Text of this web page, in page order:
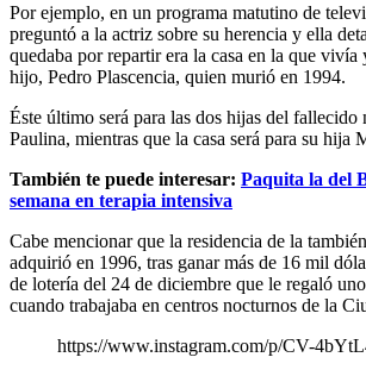
Por ejemplo, en un programa matutino de
preguntó a la actriz sobre su herencia y ella
quedaba por repartir era la casa en la que vivía
hijo, Pedro Plascencia, quien murió en 1994.
Éste último será para las dos hijas del fallecido
Paulina, mientras que la casa será para su hija
También te puede interesar: Paquita la del
semana en terapia intensiva
Cabe mencionar que la residencia de la
adquirió en 1996, tras ganar más de 16 mil
de lotería del 24 de diciembre que le regaló
cuando trabajaba en centros nocturnos de la
https://www.instagram.com/p/CV-